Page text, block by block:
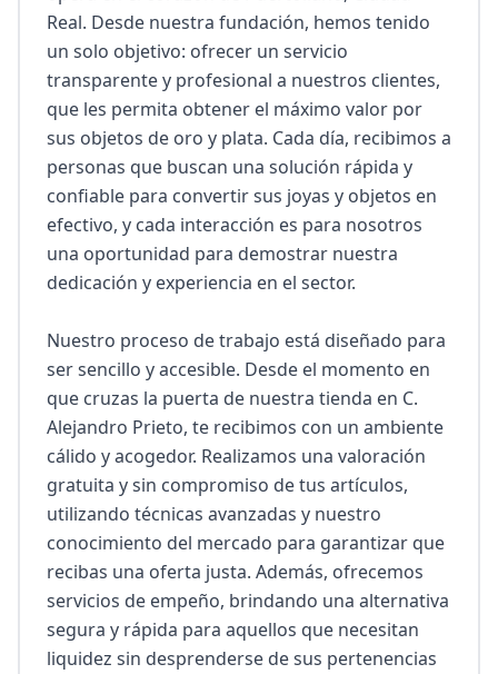
Real. Desde nuestra fundación, hemos tenido
un solo objetivo: ofrecer un servicio
transparente y profesional a nuestros clientes,
que les permita obtener el máximo valor por
sus objetos de oro y plata. Cada día, recibimos a
personas que buscan una solución rápida y
confiable para convertir sus joyas y objetos en
efectivo, y cada interacción es para nosotros
una oportunidad para demostrar nuestra
dedicación y experiencia en el sector.
Nuestro proceso de trabajo está diseñado para
ser sencillo y accesible. Desde el momento en
que cruzas la puerta de nuestra tienda en C.
Alejandro Prieto, te recibimos con un ambiente
cálido y acogedor. Realizamos una valoración
gratuita y sin compromiso de tus artículos,
utilizando técnicas avanzadas y nuestro
conocimiento del mercado para garantizar que
recibas una oferta justa. Además, ofrecemos
servicios de empeño, brindando una alternativa
segura y rápida para aquellos que necesitan
liquidez sin desprenderse de sus pertenencias